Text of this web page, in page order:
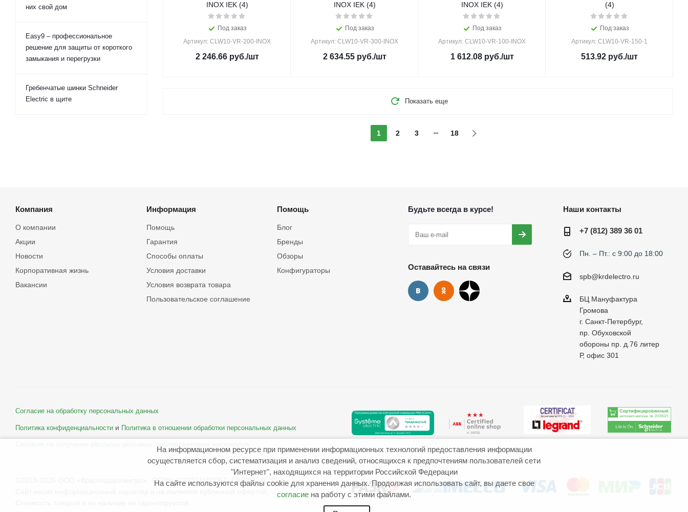
INOX IEK (4)
Под заказ
Артикул: CLW10-VR-200-INOX
2 246.66руб./шт
INOX IEK (4)
Под заказ
Артикул: CLW10-VR-300-INOX
2 634.55руб./шт
INOX IEK (4)
Под заказ
Артикул: CLW10-VR-100-INOX
1 612.08руб./шт
(4)
Под заказ
Артикул: CLW10-VR-150-1
513.92 руб./шт
Показать еще
1 2 3 18
них свой дом
Easy9 – профессиональное
решение для защиты от короткого
замыкания и перегрузки
Гребенчатые шинки Schneider
Electric в щите
Компания
О компании
Акции
Новости
Корпоративная жизнь
Вакансии
Информация
Помощь
Гарантия
Способы оплаты
Условия доставки
Условия возврата товара
Пользовательское соглашение
Помощь
Блог
Бренды
Обзоры
Конфигураторы
Будьте всегда в курсе!
Оставайтесь на связи
Наши контакты
+7 (812) 389 36 01
Пн. – Пт.: с 9:00 до 18:00
spb@krdelectro.ru
БЦ Мануфактура
Громова
г. Санкт-Петербург,
пр. Обуховской
обороны пр. д.76 литер
Р, офис 301
Согласие на обработку персональных данных
Политика конфиденциальности и Политика в отношении обработки персональных данных
©2013-2026 ООО «Краснодарэлектро» ОГРН: 1132311009357 ОКВЭД: 46.43.1
На информационном ресурсе при применении информационных технологий предоставления информации
осуществляется сбор, систематизация и анализ сведений, относящихся к предпочтениям пользователей сети
"Интернет", находящихся на территории Российской Федерации
На сайте используются файлы cookie для хранения данных. Продолжая использовать сайт, вы даете свое
согласие на работу с этими файлами.